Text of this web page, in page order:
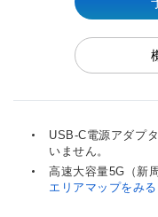
USB-C電源アダプ
いません。
高速大容量5G（新
エリアマップをみる